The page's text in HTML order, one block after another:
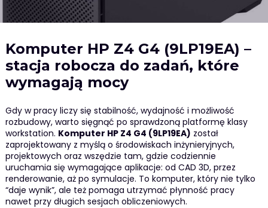
Komputer HP Z4 G4 (9LP19EA) –
stacja robocza do zadań, które
wymagają mocy
Gdy w pracy liczy się stabilność, wydajność i możliwość
rozbudowy, warto sięgnąć po sprawdzoną platformę klasy
workstation. Komputer HP Z4 G4 (9LP19EA) został
zaprojektowany z myślą o środowiskach inżynieryjnych,
projektowych oraz wszędzie tam, gdzie codziennie
uruchamia się wymagające aplikacje: od CAD 3D, przez
renderowanie, aż po symulacje. To komputer, który nie tylko
“daje wynik”, ale też pomaga utrzymać płynność pracy
nawet przy długich sesjach obliczeniowych.